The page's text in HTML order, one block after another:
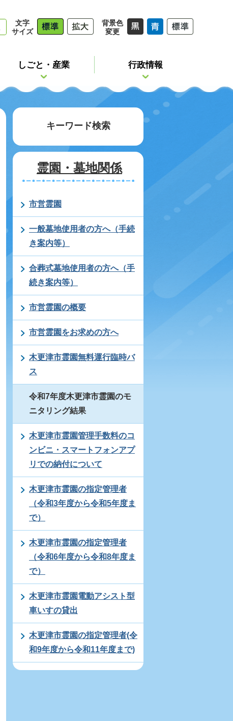
文字
サイズ
背景色
変更
しごと・産業 行政情報
キーワード検索
霊園・墓地関係
市営霊園
一般墓地使用者の方へ（手続
き案内等）
合葬式墓地使用者の方へ（手
続き案内等）
市営霊園の概要
市営霊園をお求めの方へ
木更津市霊園無料運行臨時バ
ス
令和7年度木更津市霊園のモ
ニタリング結果
木更津市霊園管理手数料のコ
ンビニ・スマートフォンアプ
リでの納付について
木更津市霊園の指定管理者
（令和3年度から令和5年度ま
で）
木更津市霊園の指定管理者
（令和6年度から令和8年度ま
で）
木更津市霊園電動アシスト型
車いすの貸出
木更津市霊園の指定管理者(令
和9年度から令和11年度まで)